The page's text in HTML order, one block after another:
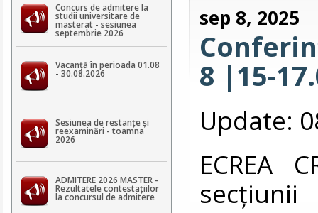
Concurs de admitere la
studii universitare de
masterat - sesiunea
septembrie 2026
Vacanță în perioada 01.08
- 30.08.2026
Sesiunea de restanțe și
reexaminări - toamna
2026
ADMITERE 2026 MASTER -
Rezultatele contestaţiilor
la concursul de admitere
sep 8, 2025
8 |15-
Update:
ECREA